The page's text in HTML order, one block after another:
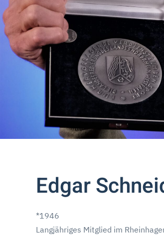
Edgar
*1946
Langjähriges Mitglied im